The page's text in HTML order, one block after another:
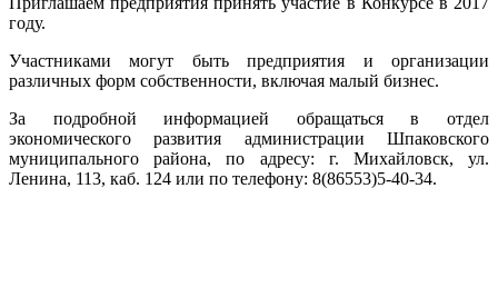
году.
Участниками могут быть предприятия и организации
различных форм собственности, включая малый бизнес.
За подробной информацией обращаться в отдел
экономического развития администрации Шпаковского
муниципального района, по адресу: г. Михайловск, ул.
Ленина, 113, каб. 124 или по телефону: 8(86553)5-40-34.